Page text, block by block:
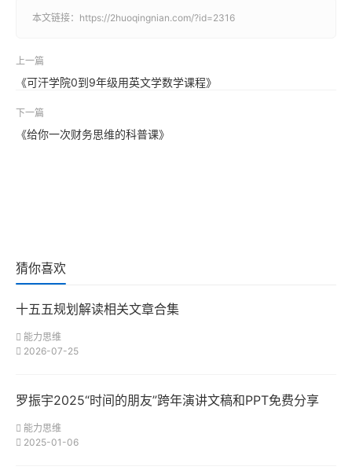
本文链接： https://2huoqingnian.com/?id=2316
上一篇
《可汗学院0到9年级用英文学数学课程》
下一篇
《给你一次财务思维的科普课》
猜你喜欢
十五五规划解读相关文章合集
能力思维
2026-07-25
罗振宇2025“时间的朋友”跨年演讲文稿和PPT免费分享
能力思维
2025-01-06